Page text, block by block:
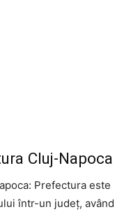
Cluj-Napoca
Prefectura este
într-un județ, având